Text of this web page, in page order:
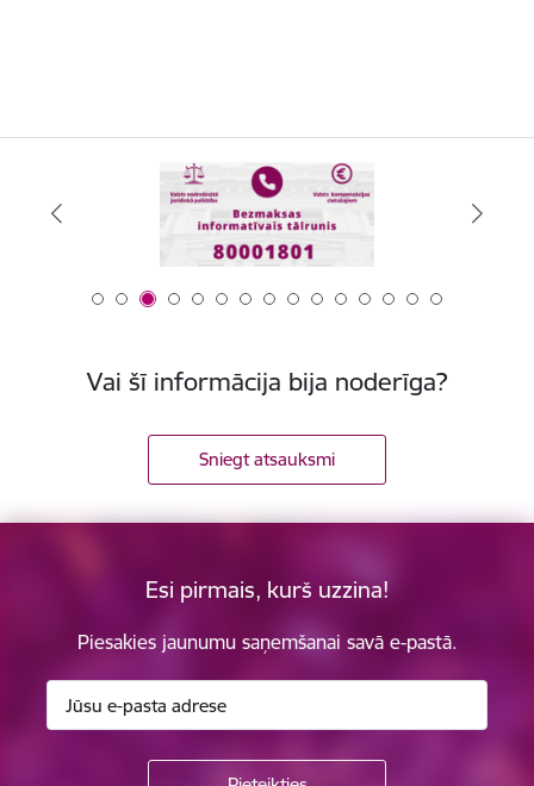
Vai šī informācija bija noderīga?
Sniegt atsauksmi
Esi pirmais, kurš uzzina!
Piesakies jaunumu saņemšanai savā e-pastā.